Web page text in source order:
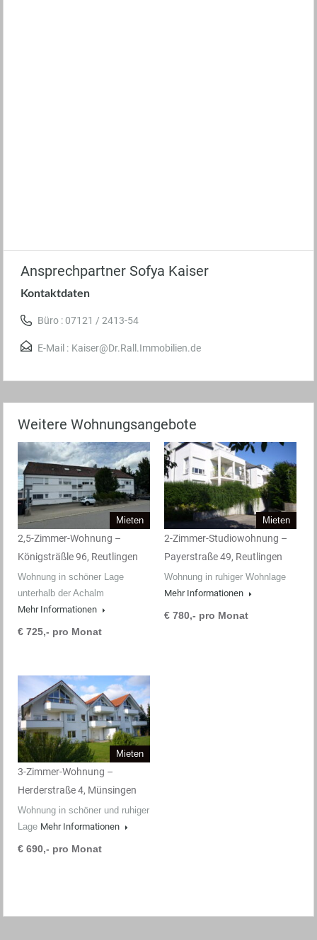
Ansprechpartner Sofya Kaiser
Kontaktdaten
Büro : 07121 / 2413-54
E-Mail : Kaiser@Dr.Rall.Immobilien.de
Weitere Wohnungsangebote
Mieten
2,5-Zimmer-Wohnung –
Königsträßle 96, Reutlingen
Wohnung in schöner Lage
unterhalb der Achalm
Mehr Informationen
€ 725,- pro Monat
Mieten
2-Zimmer-Studiowohnung –
Payerstraße 49, Reutlingen
Wohnung in ruhiger Wohnlage
Mehr Informationen
€ 780,- pro Monat
Mieten
3-Zimmer-Wohnung –
Herderstraße 4, Münsingen
Wohnung in schöner und ruhiger
Lage Mehr Informationen
€ 690,- pro Monat